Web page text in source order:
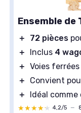
Ensemble de
＋ 72 pièces
＋
Inclus 4
＋ Voies
＋
Convient
＋
Idéal comme
★★★★★
★★★★★ 4,2/5 —